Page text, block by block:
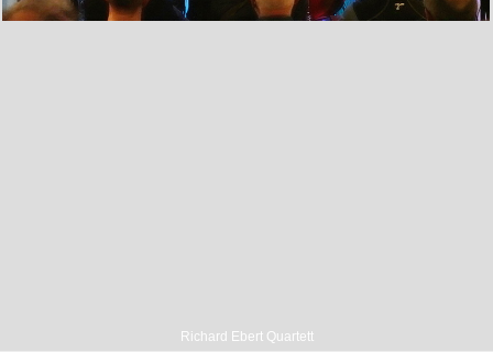
Richard Ebert Quartett